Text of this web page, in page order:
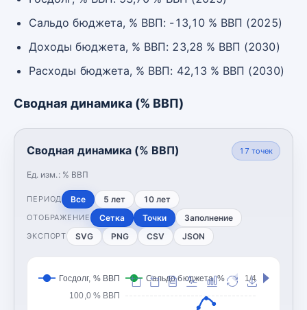
Сальдо бюджета, % ВВП: -13,10 % ВВП (2025)
Доходы бюджета, % ВВП: 23,28 % ВВП (2030)
Расходы бюджета, % ВВП: 42,13 % ВВП (2030)
Сводная динамика (% ВВП)
Сводная динамика (% ВВП)
Ед. изм.: % ВВП
17 точек
ПЕРИОД Все 5 лет 10 лет
ОТОБРАЖЕНИЕ Сетка Точки Заполнение
ЭКСПОРТ SVG PNG CSV JSON
100,0 % ВВП
Госдолг, % ВВП Сальдо бюджета, % ВВП 1/4